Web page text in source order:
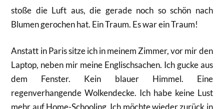
stoße die Luft aus, die gerade noch so schön nach
Blumen gerochen hat. Ein Traum. Es war ein Traum!
Anstatt in Paris sitze ich in meinem Zimmer, vor mir den
Laptop, neben mir meine Englischsachen. Ich gucke aus
dem Fenster. Kein blauer Himmel. Eine
regenverhangende Wolkendecke. Ich habe keine Lust
mehr auf Home-Schooling. Ich möchte wieder zurück in